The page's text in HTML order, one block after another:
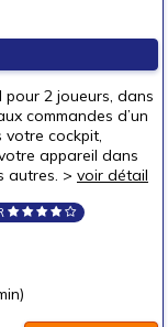
(13)
2 joueurs, dans
commandes d’un
votre cockpit,
appareil dans
autres. > voir détail